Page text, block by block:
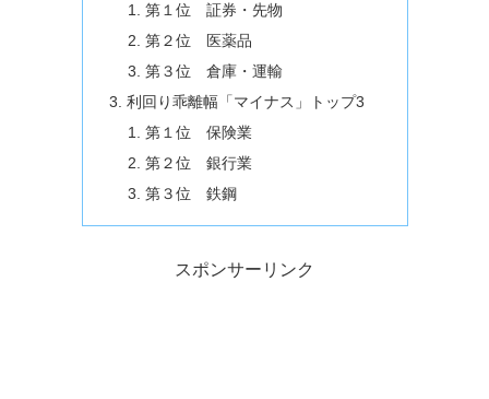
第１位 証券・先物
第２位 医薬品
第３位 倉庫・運輸
利回り乖離幅「マイナス」トップ3
第１位 保険業
第２位 銀行業
第３位 鉄鋼
スポンサーリンク